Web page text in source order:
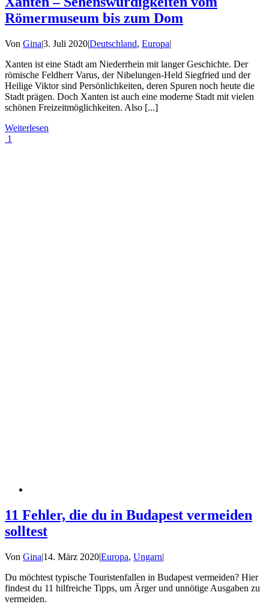
Römermuseum bis zum Dom
Von Gina|3. Juli 2020|Deutschland, Europa|
Xanten ist eine Stadt am Niederrhein mit langer Geschichte. Der
römische Feldherr Varus, der Nibelungen-Held Siegfried und der
Heilige Viktor sind Persönlichkeiten, deren Spuren noch heute die
Stadt prägen. Doch Xanten ist auch eine moderne Stadt mit vielen
schönen Freizeitmöglichkeiten. Also [...]
Weiterlesen
1
11 Fehler, die du in Budapest vermeiden
solltest
Von Gina|14. März 2020|Europa, Ungarn|
Du möchtest typische Touristenfallen in Budapest vermeiden? Hier
findest du 11 hilfreiche Tipps, um Ärger und unnötige Ausgaben zu
vermeiden.